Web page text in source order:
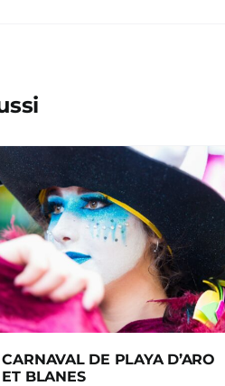
CARNAVAL DE PLAYA D’ARO
ET BLANES